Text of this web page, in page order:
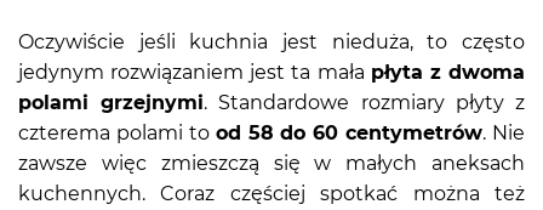
Oczywiście jeśli kuchnia jest nieduża, to często
jedynym rozwiązaniem jest ta mała płyta z dwoma
polami grzejnymi. Standardowe rozmiary płyty z
czterema polami to od 58 do 60 centymetrów. Nie
zawsze więc zmieszczą się w małych aneksach
kuchennych. Coraz częściej spotkać można też